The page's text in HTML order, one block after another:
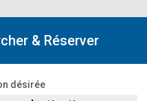
& Réserver
désirée